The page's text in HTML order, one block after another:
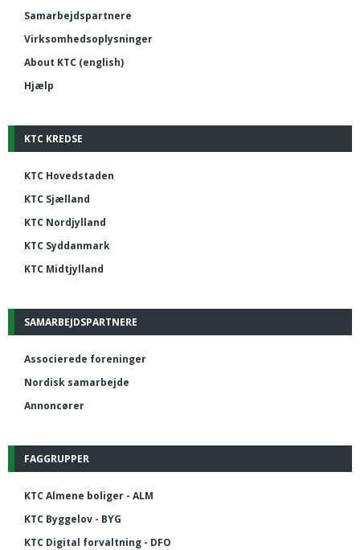
Samarbejdspartnere
Virksomhedsoplysninger
About KTC (english)
Hjælp
KTC KREDSE
KTC Hovedstaden
KTC Sjælland
KTC Nordjylland
KTC Syddanmark
KTC Midtjylland
SAMARBEJDSPARTNERE
Associerede foreninger
Nordisk samarbejde
Annoncører
FAGGRUPPER
KTC Almene boliger - ALM
KTC Byggelov - BYG
KTC Digital forvaltning - DFO